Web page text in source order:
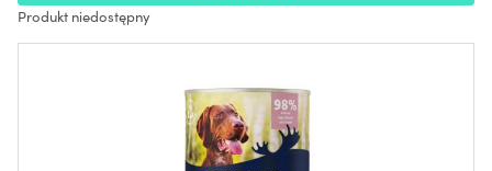
Produkt niedostępny